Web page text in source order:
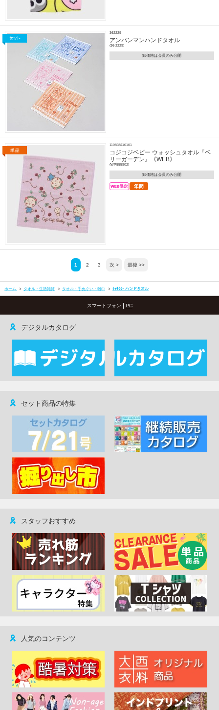
362229
アンパンマンハンドタオル
(36-2229)
卸価格は会員のみ公開
110838110101
コジコジベビー ウォッシュタオル『ベ
リーガーデン』《WEB》
(WP555902)
卸価格は会員のみ公開
1 2 3 次 > 最後 >>
ホーム > タオル・生活雑貨 > タオル・手ぬぐい・雑巾 > ｷｬﾗｸﾀｰ ハンドタオル
スマートフォン PC
デジタルカタログ
セット商品の特集
スタッフおすすめ
人気のコンテンツ